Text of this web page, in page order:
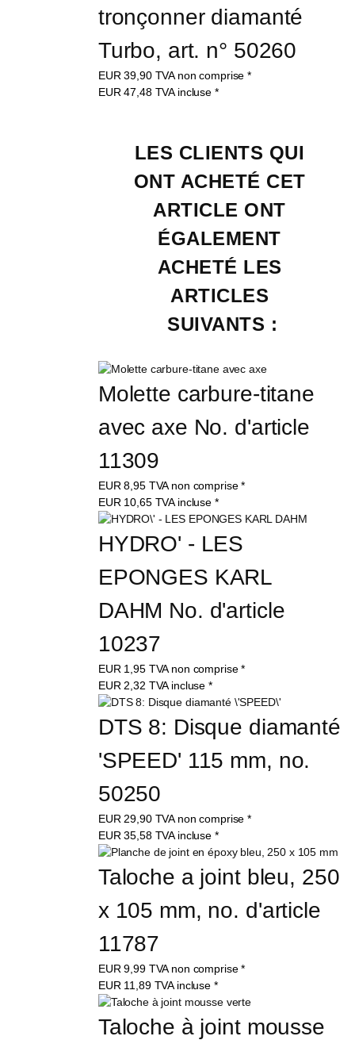
tronçonner diamanté
Turbo, art. n° 50260
EUR39,90 TVA non comprise *
EUR47,48 TVA incluse *
LES CLIENTS QUI
ONT ACHETÉ CET
ARTICLE ONT
ÉGALEMENT
ACHETÉ LES
ARTICLES
SUIVANTS :
Molette carbure-titane
avec axe No. d'article
11309
EUR8,95 TVA non comprise *
EUR 10,65 TVA incluse *
HYDRO' - LES
EPONGES KARL
DAHM No. d'article
10237
EUR 1,95 TVA non comprise *
EUR 2,32 TVA incluse *
DTS 8: Disque diamanté
'SPEED' 115 mm, no.
50250
EUR 29,90 TVA non comprise *
EUR35,58 TVA incluse *
Taloche a joint bleu, 250
x 105 mm, no. d'article
11787
EUR9,99 TVA non comprise *
EUR 11,89 TVA incluse *
Taloche à joint mousse